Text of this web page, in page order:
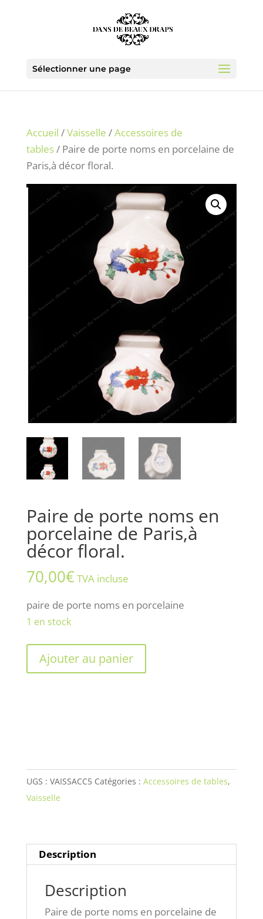
Sélectionner une page
Accueil /Vaisselle /Accessoires de
tables/ Paire de porte noms en porcelaine de
Paris,à décor floral.
Paire de porte noms en
porcelaine de Paris,à
décor floral.
70,00€TVA incluse
paire de porte noms en porcelaine
1 en stock
quantité
porcelaine
de
Paris,à
Ajouter au panier
UGS : VAISSACC5 Catégories : Accessoires de tables,
Vaisselle
Description
Description
Paire de porte noms en porcelaine de